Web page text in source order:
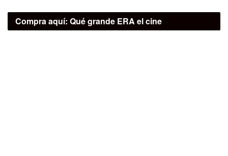
Compra aquí: Qué grande ERA el cine